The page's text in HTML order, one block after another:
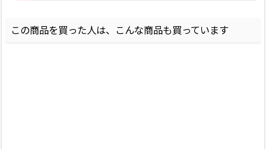
この商品を買った人は、こんな商品も買っています